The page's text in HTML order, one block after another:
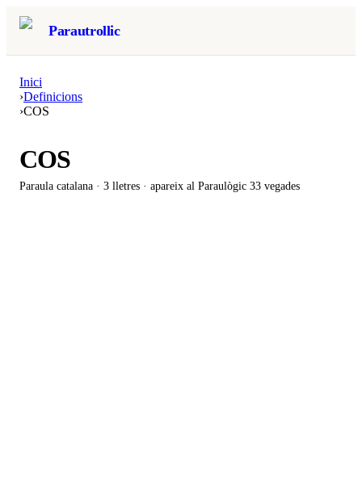
Parautrollic
Inici
›Definicions
›COS
COS
Paraula catalana · 3 lletres · apareix al Paraulògic 33 vegades